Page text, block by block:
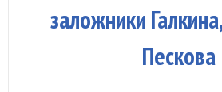
заложники
Пескова